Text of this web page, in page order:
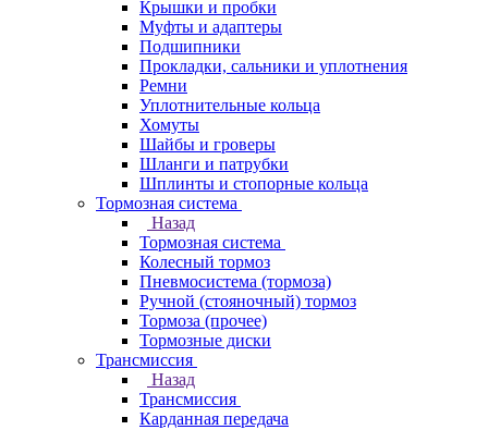
Крышки и пробки
Муфты и адаптеры
Подшипники
Прокладки, сальники и уплотнения
Ремни
Уплотнительные кольца
Хомуты
Шайбы и гроверы
Шланги и патрубки
Шплинты и стопорные кольца
Тормозная система
Назад
Тормозная система
Колесный тормоз
Пневмосиcтема (тормоза)
Ручной (стояночный) тормоз
Тормоза (прочее)
Тормозные диски
Трансмиссия
Назад
Трансмиссия
Карданная передача